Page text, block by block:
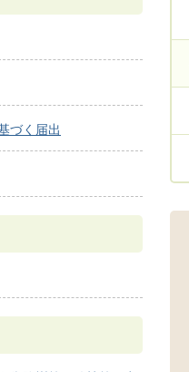
づく届出